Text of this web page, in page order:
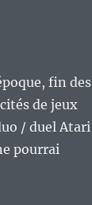
fin des
de jeux
/ duel Atari
pourrai